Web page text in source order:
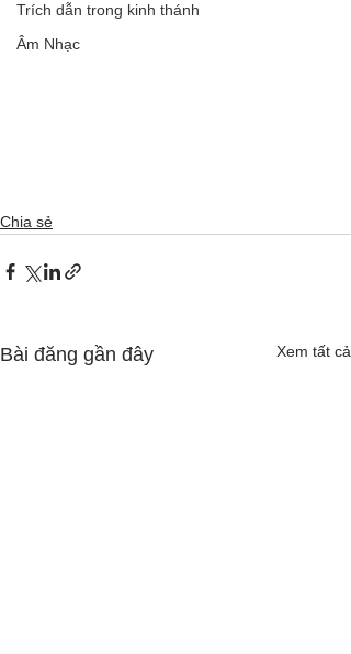
Trích dẫn trong kinh thánh
Âm Nhạc
Chia sẻ
Bài đăng gần đây Xem tất cả